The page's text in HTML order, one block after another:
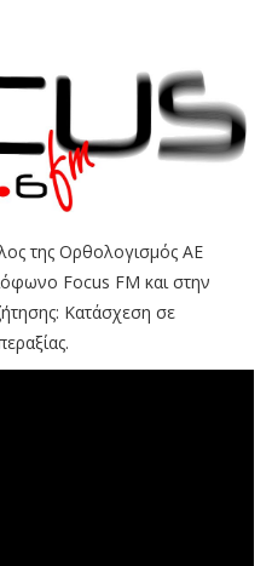
της Ορθολογισμός ΑΕ
Focus FM και στην
Κατάσχεση σε